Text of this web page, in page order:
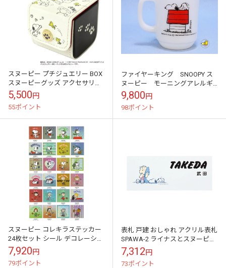
スヌーピー プチジュエリー BOX
スヌーピーグッズ アクセサリー
ケース ジュエリーケース 小物入
れ レディース プレゼントスヌ
ー...
5,500円
55ポイント
ファイヤーキング SNOOPY ス
ヌーピー モーニングアレルギ
ー
9,800円
98ポイント
スヌーピー コレキラステッカー
24枚セット シール デコレーショ
ン 日本製 限定 オシャレ
7,920円
79ポイント
表札 戸建 おしゃれ アクリル表札
SPAWA-2 ライナスとスヌーピー
SNOOPY サインプレート ネーム
プレート
7,312円
73ポイント